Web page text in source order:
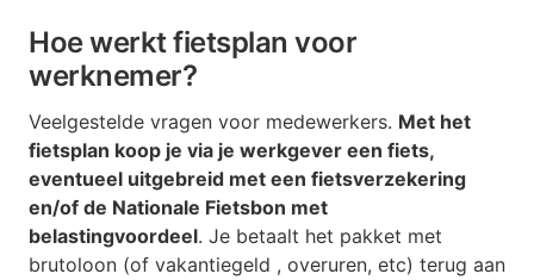
Hoe werkt fietsplan voor
werknemer?
Veelgestelde vragen voor medewerkers. Met het
fietsplan koop je via je werkgever een fiets,
eventueel uitgebreid met een fietsverzekering
en/of de Nationale Fietsbon met
belastingvoordeel. Je betaalt het pakket met
brutoloon (of vakantiegeld , overuren, etc) terug aan